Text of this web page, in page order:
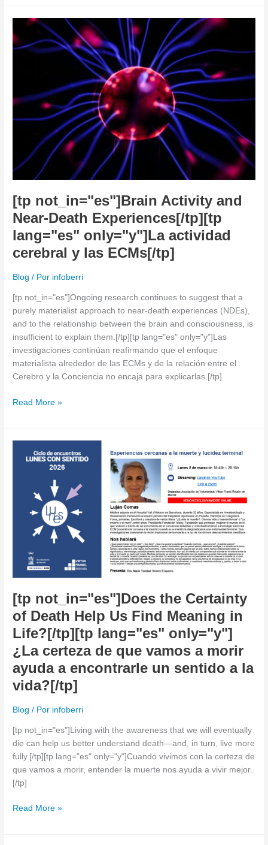
[tp not_in="es"]Brain Activity and
Near-Death Experiences[/tp][tp
lang="es" only="y"]La actividad
cerebral y las ECMs[/tp]
Blog / Por infoberri
[tp not_in="es"]Ongoing research continues to suggest that a
purely materialist approach to near-death experiences (NDEs),
and to the relationship between the brain and consciousness, is
insufficient to explain them.[/tp][tp lang="es" only="y"]Las
investigaciones continúan reafirmando que el enfoque
materialista alrededor de las ECMs y de la relación entre el
Cerebro y la Conciencia no encaja para explicarlas.[/tp]
not_in="es"]Brain
Activity
Experiences[/tp]
only="y"]La
actividad
cerebral
y
las
ECMs[/tp]
Read More »
[tp not_in="es"]Does the Certainty
of Death Help Us Find Meaning in
Life?[/tp][tp lang="es" only="y"]
¿La certeza de que vamos a morir
ayuda a encontrarle un sentido a la
vida?[/tp]
Blog / Por infoberri
[tp not_in="es"]Living with the awareness that we will eventually
die can help us better understand death—and, in turn, live more
fully.[/tp][tp lang="es" only="y"]Cuando vivimos con la certeza de
que vamos a morir, entender la muerte nos ayuda a vivir mejor.
[/tp]
not_in="es"]Does
Death
Find
Meaning
in
Life?
[/tp]
[tp
lang="es"
only="y"]
¿La
certeza
de
vamos
morir
encontrarle
un
Read More »